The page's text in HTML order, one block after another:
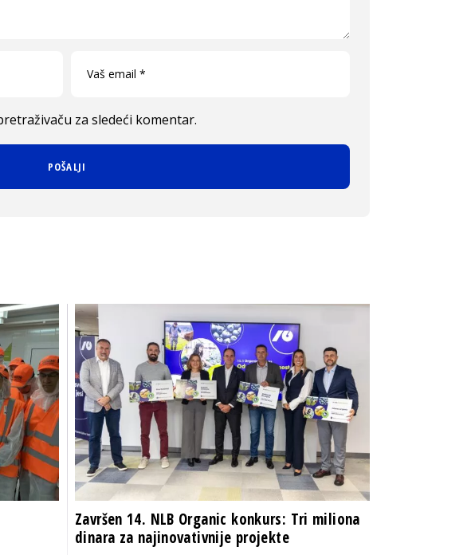
za sledeći komentar.
Završen 14. NLB Organic konkurs: Tri miliona
dinara za najinovativnije projekte